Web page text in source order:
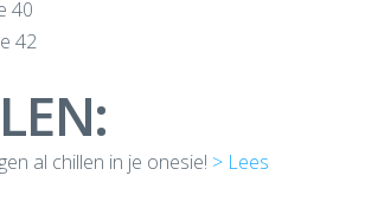
40
42
al chillen in je onesie! > Lees